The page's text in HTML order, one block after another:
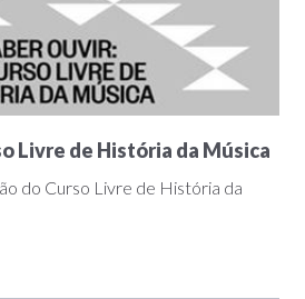
Livre de História da Música
do Curso Livre de História da